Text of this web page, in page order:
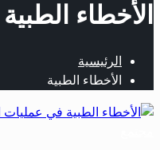
الأخطاء الطبية
الرئيسية
الأخطاء الطبية